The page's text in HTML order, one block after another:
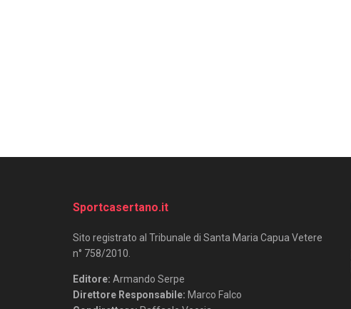
Sportcasertano.it
Sito registrato al Tribunale di Santa Maria Capua Vetere
n° 758/2010.
Editore: Armando Serpe
Direttore Responsabile: Marco Falco